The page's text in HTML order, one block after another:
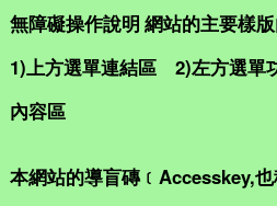
無障礙操作說明 網站的主要樣
1)上方選單連結區2)左方選單
內容區
本網站的導盲磚﹝Accesskey,